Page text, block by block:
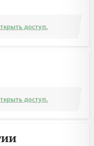
доступ.
доступ.